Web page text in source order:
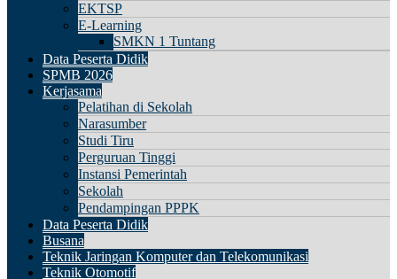
EKTSP
E-Learning
SMKN 1 Tuntang
Data Peserta Didik
SPMB 2026
Kerjasama
Pelatihan di Sekolah
Narasumber
Studi Tiru
Perguruan Tinggi
Instansi Pemerintah
Sekolah
Pendampingan PPPK
Data Peserta Didik
Busana
Teknik Jaringan Komputer dan Telekomunikasi
Teknik Otomotif